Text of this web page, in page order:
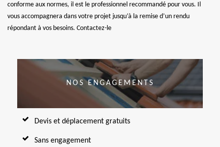
conforme aux normes, il est le professionnel recommandé pour vous. Il
vous accompagnera dans votre projet jusqu’à la remise d’un rendu
répondant à vos besoins. Contactez-le
NOS ENGAGEMENTS
Devis et déplacement gratuits
Sans engagement